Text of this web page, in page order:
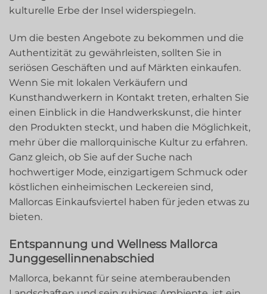
kulturelle Erbe der Insel widerspiegeln.
Um die besten Angebote zu bekommen und die
Authentizität zu gewährleisten, sollten Sie in
seriösen Geschäften und auf Märkten einkaufen.
Wenn Sie mit lokalen Verkäufern und
Kunsthandwerkern in Kontakt treten, erhalten Sie
einen Einblick in die Handwerkskunst, die hinter
den Produkten steckt, und haben die Möglichkeit,
mehr über die mallorquinische Kultur zu erfahren.
Ganz gleich, ob Sie auf der Suche nach
hochwertiger Mode, einzigartigem Schmuck oder
köstlichen einheimischen Leckereien sind,
Mallorcas Einkaufsviertel haben für jeden etwas zu
bieten.
Entspannung und Wellness Mallorca
Junggesellinnenabschied
Mallorca, bekannt für seine atemberaubenden